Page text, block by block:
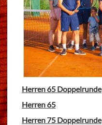
Herren 65 Doppelrunde
Herren 65
Herren 75 Doppelrunde